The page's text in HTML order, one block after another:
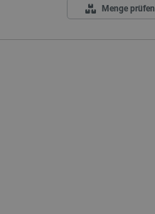
Menge prüfen